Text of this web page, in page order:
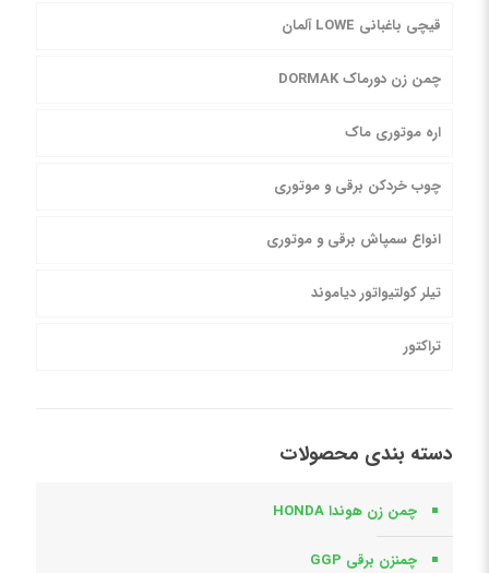
قیچی باغبانی LOWE آلمان
چمن زن دورماک DORMAK
اره موتوری ماک
چوب خردکن برقی و موتوری
انواع سمپاش برقی و موتوری
تیلر کولتیواتور دیاموند
تراکتور
دسته بندی محصولات
چمن زن هوندا HONDA
چمنزن برقی GGP